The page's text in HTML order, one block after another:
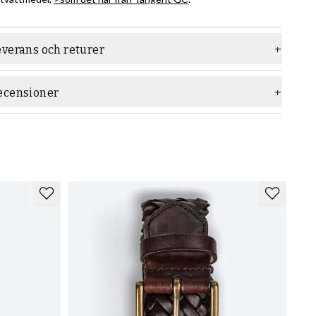
och returer